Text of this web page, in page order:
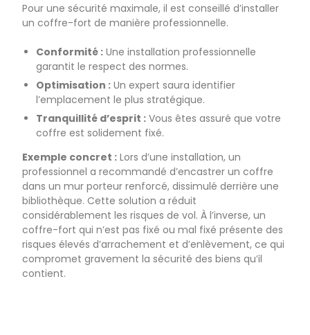
Pour une sécurité maximale, il est conseillé d’installer
un coffre-fort de manière professionnelle.
Conformité : Une installation professionnelle
garantit le respect des normes.
Optimisation : Un expert saura identifier
l’emplacement le plus stratégique.
Tranquillité d’esprit : Vous êtes assuré que votre
coffre est solidement fixé.
Exemple concret : Lors d’une installation, un
professionnel a recommandé d’encastrer un coffre
dans un mur porteur renforcé, dissimulé derrière une
bibliothèque. Cette solution a réduit
considérablement les risques de vol. À l’inverse, un
coffre-fort qui n’est pas fixé ou mal fixé présente des
risques élevés d’arrachement et d’enlèvement, ce qui
compromet gravement la sécurité des biens qu’il
contient.